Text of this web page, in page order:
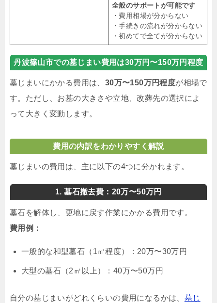
全般のサポートが可能です
・費用相場が分からない
・手続きの流れが分からない
・初めてで全てが分からない
丹波篠山市での墓じまい費用は30万円〜150万円程度
墓じまいにかかる費用は、 30万〜150万円程度が相場で
す。ただし、お墓の大きさや立地、改葬先の選択によ
って大きく変動します。
費用の内訳をわかりやすく解説
墓じまいの費用は、主に以下の4つに分かれます。
1. 墓石撤去費：20万〜50万円
墓石を解体し、更地に戻す作業にかかる費用です。
費用例：
一般的な和型墓石（1㎡程度）：20万〜30万円
大型の墓石（2㎡以上）：40万〜50万円
自分の墓じまいがどれくらいの費用になるかは、 墓じ